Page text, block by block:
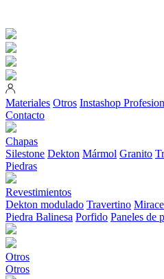
Materiales Otros Instashop
Contacto
Chapas
Silestone Dekton Mármol Granito
Piedras
Revestimientos
Dekton modulado Travertino
Piedra Balinesa Porfido Paneles de
Otros
Otros